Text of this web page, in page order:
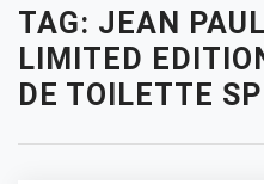
TAG: JEAN
LIMITED
DE TOILETTE